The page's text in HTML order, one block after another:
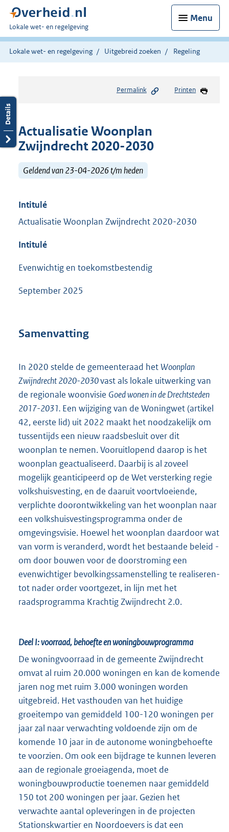
Menu
U
bent
hier:
Lokale wet- en regelgeving
Lokale wet- en regelgeving Uitgebreid zoeken Regeling
Permalink Printen
Actualisatie Woonplan
Zwijndrecht 2020-2030
Geldend van 23-04-2026 t/m heden
Intitulé
Actualisatie Woonplan Zwijndrecht 2020-2030
Intitulé
Evenwichtig en toekomstbestendig
September 2025
Samenvatting
In 2020 stelde de gemeenteraad hetWoonplan
Zwijndrecht 2020-2030vast als lokale uitwerking van
de regionale woonvisie Goed wonen in de Drechtsteden
2017-2031. Een wijziging van de Woningwet (artikel
42, eerste lid) uit 2022 maakt het noodzakelijk om
tussentijds een nieuw raadsbesluit over dit
woonplan te nemen. Vooruitlopend daarop is het
woonplan geactualiseerd. Daarbij is al zoveel
mogelijk geanticipeerd op de Wet versterking regie
volkshuisvesting, en de daaruit voortvloeiende,
verplichte doorontwikkeling van het woonplan naar
een volkshuisvestingsprogramma onder de
omgevingsvisie. Hoewel het woonplan daardoor wat
van vorm is veranderd, wordt het bestaande beleid -
om door bouwen voor de doorstroming een
evenwichtiger bevolkingssamenstelling te realiseren-
tot nader order voortgezet, in lijn met het
raadsprogramma Krachtig Zwijndrecht 2.0.
Deel I: voorraad, behoefte en woningbouwprogramma
De woningvoorraad in de gemeente Zwijndrecht
omvat al ruim 20.000 woningen en kan de komende
jaren nog met ruim 3.000 woningen worden
uitgebreid. Het vasthouden van het huidige
groeitempo van gemiddeld 100-120 woningen per
jaar zal naar verwachting voldoende zijn om de
komende 10 jaar in de autonome woningbehoefte
te voorzien. Om ook een bijdrage te kunnen leveren
aan de regionale groeiagenda, moet de
woningbouwproductie toenemen naar gemiddeld
150 tot 200 woningen per jaar. Gezien het
verwachte aantal opleveringen in de projecten
Stationskwartier en Noordoevers is dat een